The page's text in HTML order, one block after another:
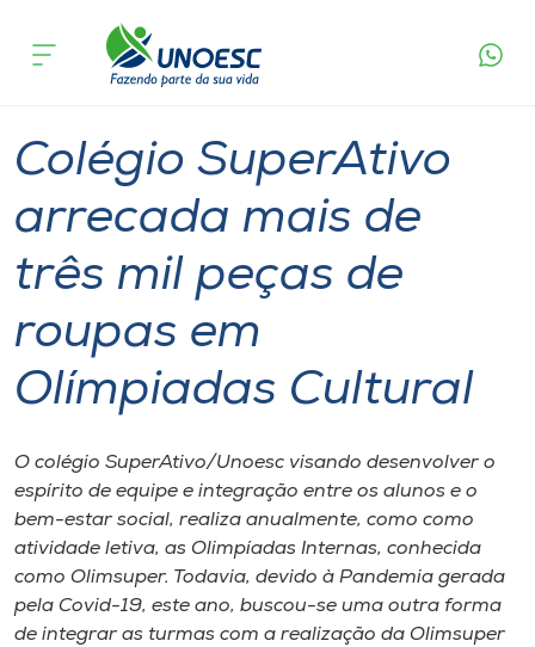
Cursos
Atendimento ao Estudante
Portal de Ensino
Internacionalização
I.nova
acontece
Colégio SuperAtivo
arrecada mais de
três mil peças de
roupas em
Olímpiadas Cultural
O colégio SuperAtivo/Unoesc visando desenvolver o
espírito de equipe e integração entre os alunos e o
bem-estar social, realiza anualmente, como como
atividade letiva, as Olimpíadas Internas, conhecida
como Olimsuper. Todavia, devido à Pandemia gerada
pela Covid-19, este ano, buscou-se uma outra forma
de integrar as turmas com a realização da Olimsuper